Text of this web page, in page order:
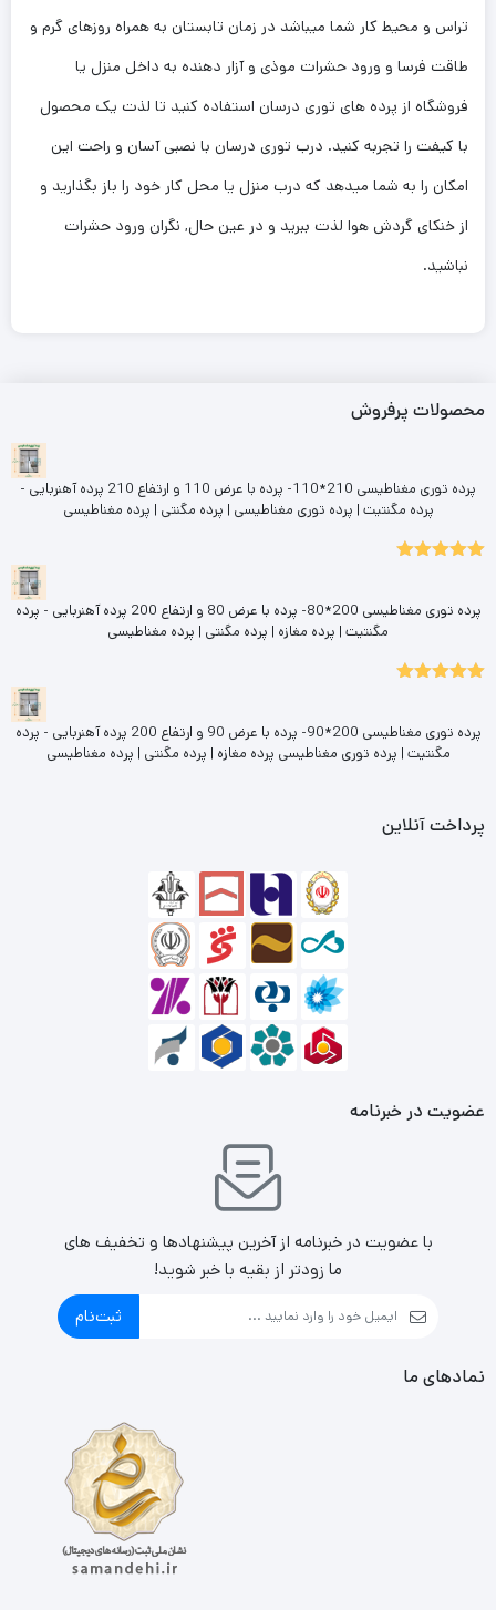
تراس و محیط کار شما میباشد در زمان تابستان به همراه روزهای گرم و
طاقت فرسا و ورود حشرات موذی و آزار دهنده به داخل منزل یا
فروشگاه از پرده های توری درسان استفاده کنید تا لذت یک محصول
با کیفت را تجربه کنید. درب توری درسان با نصبی آسان و راحت این
امکان را به شما میدهد که درب منزل یا محل کار خود را باز بگذارید و
از خنکای گردش هوا لذت ببرید و در عین حال, نگران ورود حشرات
نباشید.
محصولات پرفروش
پرده توری مغناطیسی 210*110- پرده با عرض 110 و ارتفاع 210 پرده آهنربایی -
پرده مگنتیت | پرده توری مغناطیسی | پرده مگنتی | پرده مغناطیسی
پرده توری مغناطیسی 200*80- پرده با عرض 80 و ارتفاع 200 پرده آهنربایی - پرده
مگنتیت | پرده مغازه | پرده مگنتی | پرده مغناطیسی
پرده توری مغناطیسی 200*90- پرده با عرض 90 و ارتفاع 200 پرده آهنربایی - پرده
مگنتیت | پرده توری مغناطیسی پرده مغازه | پرده مگنتی | پرده مغناطیسی
پرداخت آنلاین
عضویت در خبرنامه
با عضویت در خبرنامه از آخرین پیشنهادها و تخفیف های
ما زودتر از بقیه با خبر شوید!
ثبت‌نام
نمادهای ما